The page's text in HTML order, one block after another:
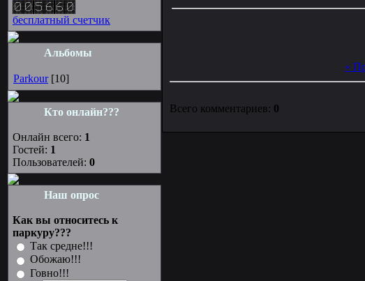
бесплатный счетчик
Альбомы
Parkour [10]
Кто онлайн???
Онлайн всего: 1
Гостей: 1
Пользователей: 0
Наш опрос
Как вы относитесь к
паркуру???
Так средне!!!
Обожаю!!!
Говно!!!
«
Всего комментариев: 0